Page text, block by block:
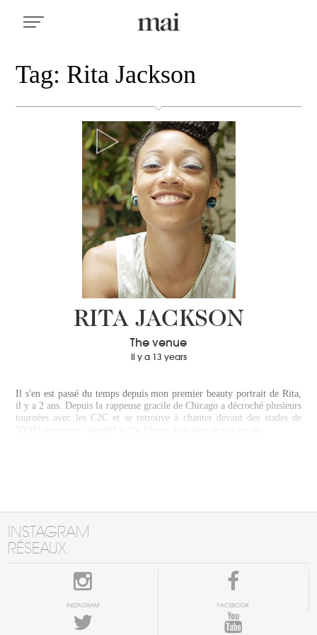
Tag: Rita Jackson
RITA JACKSON
The venue
Il y a 13 years
Il s'en est passé du temps depuis mon premier beauty portrait de Rita,
il y a 2 ans. Depuis la rappeuse gracile de Chicago a décroché plusieurs
tournées avec les C2C et se retrouve à chanter devant des stades de
INSTAGRAM
RÉSEAUX
INSTAGRAM FACEBOOK